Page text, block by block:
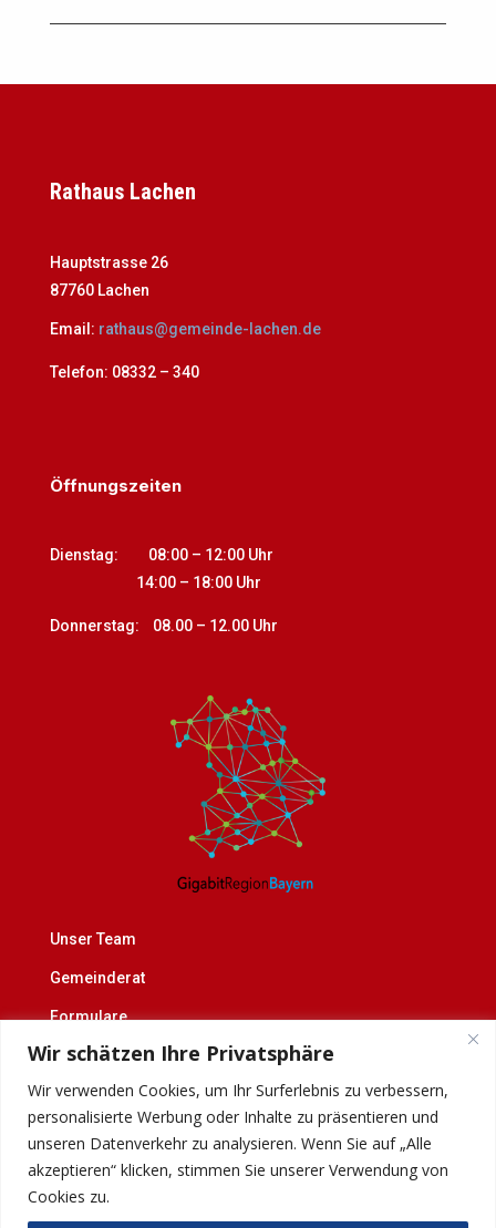
Wir schätzen Ihre Privatsphäre
Wir verwenden Cookies, um Ihr Surferlebnis zu verbessern,
personalisierte Werbung oder Inhalte zu präsentieren und
unseren Datenverkehr zu analysieren. Wenn Sie auf „Alle
akzeptieren“ klicken, stimmen Sie unserer Verwendung von
Cookies zu.
Rathaus Lachen
Hauptstrasse 26
87760 Lachen
Email: rathaus@gemeinde-lachen.de
Telefon: 08332 – 340
Öffnungszeiten
Dienstag: 08:00 – 12:00 Uhr
14:00 – 18:00 Uhr
Donnerstag: 08.00 – 12.00 Uhr
Unser Team
Gemeinderat
Formulare
Blättle
Datenschutz & Impressum